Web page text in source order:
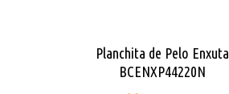
Planchita de Pelo Enxuta
BCENXP44220N